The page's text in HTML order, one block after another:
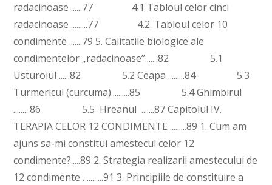
radacinoase ......77 4.1 Tabloul celor cinci
radacinoase .........77 4.2. Tabloul celor 10
condimente .......79 5. Calitatile biologice ale
condimentelor „radacinoase”.......82 5.1
Usturoiul ......82 5.2 Ceapa .........84 5.3
Turmericul (curcuma)..........85 5.4 Ghimbirul
.........86 5.5 Hreanul .......87 Capitolul IV.
TERAPIA CELOR 12 CONDIMENTE .........89 1. Cum am
ajuns sa-mi constitui amestecul celor 12
condimente?.....89 2. Strategia realizarii amestecului de
12 condimente . .........91 3. Principiile de constituire a